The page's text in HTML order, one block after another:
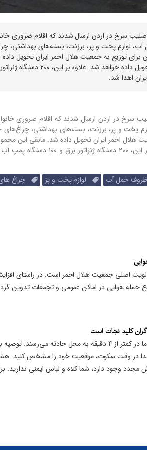
آب، لوازم پخت و پز، برزنت، بسته‌های
اهدا شد.
پخت و پز، برزنت، بسته‌های بهداشتی،
علاوه بر این، 200 دستگاه
ظروف حمل آب لوازم پخت و پز چراغ
اصلی جمعیت هلال احمر است. در راستای
حمله هوایی در اماکن عمومی و تجمعات تدوین
کلید نجات است
خالدی، سخنگوی هلال احمر اعلام کرد تیم‌های ما در کمتر از ۴
صدا در وقت سکوت، موقعیت خود را مشخص کنید.
مجدد وجود دارد، شما کلاه و لباس ایمنی